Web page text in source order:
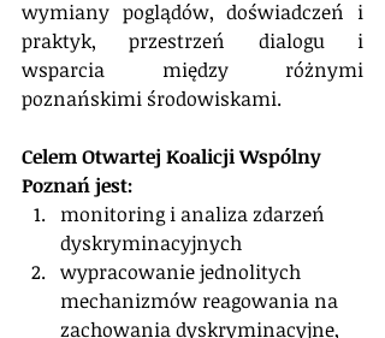
wymiany poglądów, doświadczeń i
praktyk, przestrzeń dialogu i
wsparcia między różnymi
poznańskimi środowiskami.
Celem Otwartej Koalicji Wspólny
Poznań jest:
monitoring i analiza zdarzeń
dyskryminacyjnych
wypracowanie jednolitych
mechanizmów reagowania na
zachowania dyskryminacyjne,